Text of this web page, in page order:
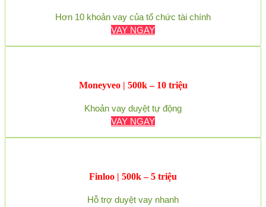
Hơn 10 khoản vay của tổ chức tài chính
VAY NGAY
Moneyveo | 500k – 10 triệu
Khoản vay duyệt tự động
VAY NGAY
Finloo | 500k – 5 triệu
Hỗ trợ duyệt vay nhanh